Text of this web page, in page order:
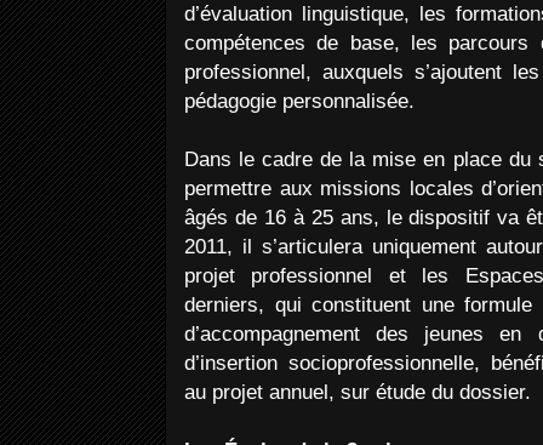
d’évaluation linguistique, les
compétences de base, les
professionnel, auxquels s’ajoutent
pédagogie personnalisée.
Dans le cadre de la mise en place du
permettre aux missions locales
âgés de 16 à 25 ans, le dispositif va
2011, il s’articulera uniquement
projet professionnel et les
derniers, qui constituent une
d’accompagnement des jeunes
d’insertion socioprofessionnelle,
au projet annuel, sur étude du dossier.